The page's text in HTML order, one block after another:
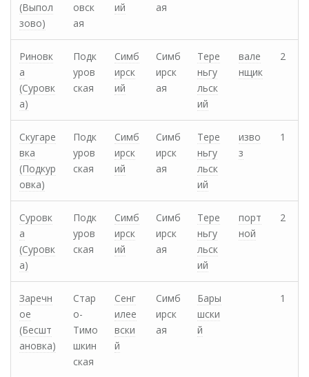
(Выпол
зово)
овск
ая
ий
ая
Риновк
а
(Суровк
а)
Подк
уров
ская
Симб
ирск
ий
Симб
ирск
ая
Тере
ньгу
льск
ий
вале
нщик
2
Скугаре
вка
(Подкур
овка)
Подк
уров
ская
Симб
ирск
ий
Симб
ирск
ая
Тере
ньгу
льск
ий
изво
з
1
Суровк
а
(Суровк
а)
Подк
уров
ская
Симб
ирск
ий
Симб
ирск
ая
Тере
ньгу
льск
ий
порт
ной
2
Заречн
ое
(Бесшт
ановка)
Стар
о-
Тимо
шкин
ская
Сенг
илее
вски
й
Симб
ирск
ая
Бары
шски
й
1